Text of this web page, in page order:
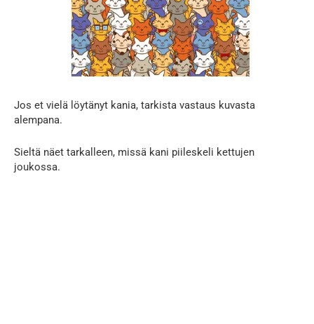
Jos et vielä löytänyt kania, tarkista vastaus kuvasta
alempana.
Sieltä näet tarkalleen, missä kani piileskeli kettujen
joukossa.